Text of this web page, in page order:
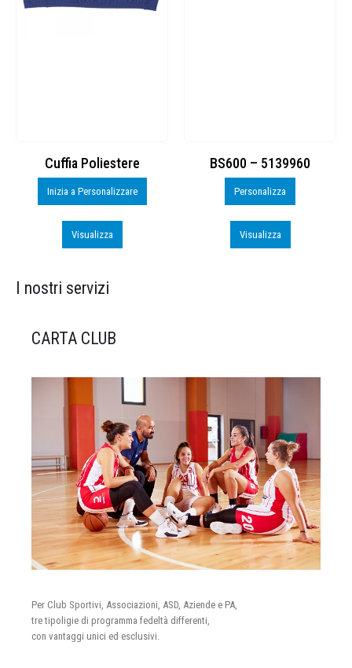
Cuffia Poliestere
Inizia a Personalizzare
Visualizza
BS600 – 5139960
Personalizza
Visualizza
I nostri servizi
CARTA CLUB
Per Club Sportivi, Associazioni, ASD, Aziende e PA,
tre tipoligie di programma fedeltà differenti,
con vantaggi unici ed esclusivi.